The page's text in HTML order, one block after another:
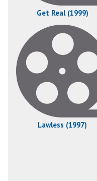
Get Real (1999)
Lawless (1997)